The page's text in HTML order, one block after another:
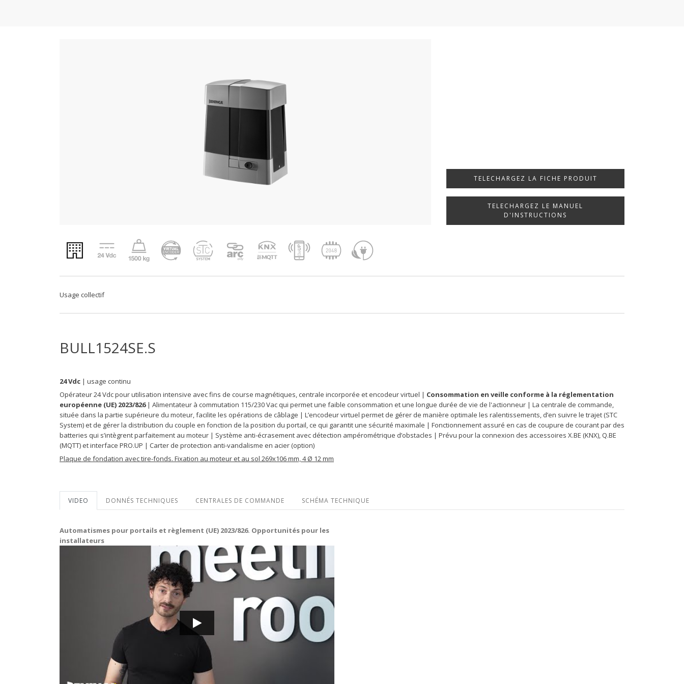
TELECHARGEZ LA FICHE PRODUIT
TELECHARGEZ LE MANUEL
D'INSTRUCTIONS
Usage collectif
BULL1524SE.S
24 Vdc | usage continu
Opérateur 24 Vdc pour utilisation intensive avec fins de course magnétiques, centrale incorporée et encodeur virtuel | Consommation en veille conforme à la réglementation
européenne (UE) 2023/826| Alimentateur à commutation 115/230 Vac qui permet une faible consommation et une longue durée de vie de l'actionneur | La centrale de commande,
située dans la partie supérieure du moteur, facilite les opérations de câblage | L’encodeur virtuel permet de gérer de manière optimale les ralentissements, d’en suivre le trajet (STC
System) et de gérer la distribution du couple en fonction de la position du portail, ce qui garantit une sécurité maximale | Fonctionnement assuré en cas de coupure de courant par des
batteries qui s’intègrent parfaitement au moteur | Système anti-écrasement avec détection ampérométrique d’obstacles | Prévu pour la connexion des accessoires X.BE (KNX), Q.BE
(MQTT) et interface PRO.UP | Carter de protection anti-vandalisme en acier (option)
Plaque de fondation avec tire-fonds. Fixation au moteur et au sol 269x106 mm, 4 Ø 12 mm
VIDEO DONNÉS TECHNIQUES CENTRALES DE COMMANDE SCHÉMA TECHNIQUE
Automatismes pour portails et règlement (UE) 2023/826. Opportunités pour les
installateurs